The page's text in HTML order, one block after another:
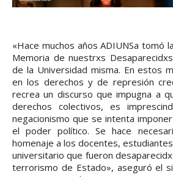
«Hace muchos años ADIUNSa tomó
Memoria de nuestrxs
de la Universidad misma. En estos
en los derechos y de represión
recrea un discurso que impugna a
derechos colectivos, es
negacionismo que se intenta
el poder político. Se hace
homenaje a los docentes,
universitario que fueron
terrorismo de Estado», aseguró el